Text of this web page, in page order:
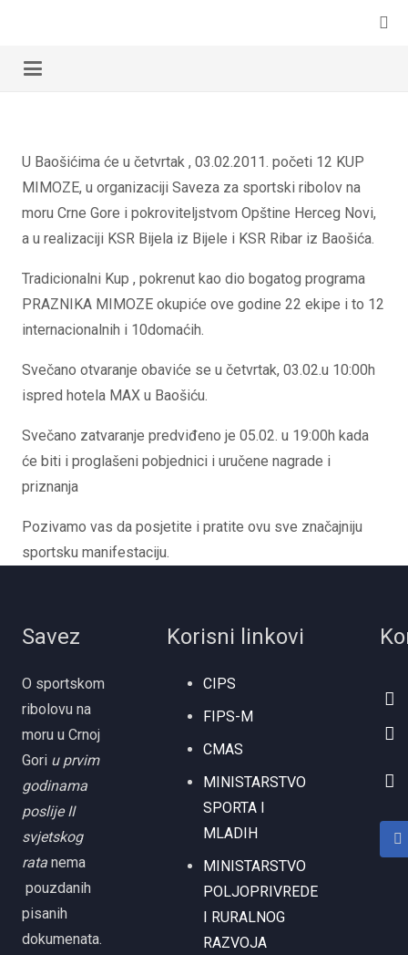
U Baošićima će u četvrtak , 03.02.2011. početi 12 KUP
MIMOZE, u organizaciji Saveza za sportski ribolov na
moru Crne Gore i pokroviteljstvom Opštine Herceg Novi,
a u realizaciji KSR Bijela iz Bijele i KSR Ribar iz Baošića.
Tradicionalni Kup , pokrenut kao dio bogatog programa
PRAZNIKA MIMOZE okupiće ove godine 22 ekipe i to 12
internacionalnih i 10domaćih.
Svečano otvaranje obaviće se u četvrtak, 03.02.u 10:00h
ispred hotela MAX u Baošiću.
Svečano zatvaranje predviđeno je 05.02. u 19:00h kada
će biti i proglašeni pobjednici i uručene nagrade i
priznanja
Pozivamo vas da posjetite i pratite ovu sve značajniju
sportsku manifestaciju.
Savez
O sportskom
ribolovu na
moru u Crnoj
Gori u prvim
godinama
poslije II
svjetskog
rata nema
pouzdanih
pisanih
dokumenata.
Korisni linkovi
CIPS
FIPS-M
CMAS
MINISTARSTVO
SPORTA I
MLADIH
MINISTARSTVO
POLJOPRIVREDE
I RURALNOG
RAZVOJA